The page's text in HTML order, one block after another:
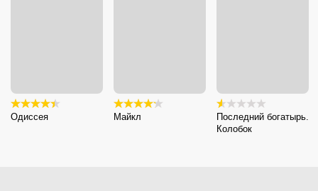
Одиссея Майкл
Последний богатырь.
Колобок